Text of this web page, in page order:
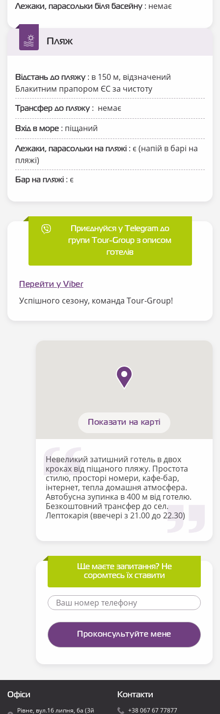
Лежаки, парасольки біля басейну : немає
Пляж
Відстань до пляжу : в 150 м, відзначений
Блакитним прапором ЄС за чистоту
Трансфер до пляжу : немає
Вхід в море : піщаний
Лежаки, парасольки на пляжі : є (напій в барі на
пляжі)
Бар на пляжі : є
Приєднуйся у Telegram до
групи Tour-Group з описом
готелів
Перейти у Viber
Успішного сезону, команда Tour-Group!
Показати на карті
Невеликий затишний готель в двох
кроках від піщаного пляжу. Простота
стилю, просторі номери, кафе-бар,
інтернет, тепла домашня атмосфера.
Автобусна зупинка в 400 м від готелю.
Безкоштовний трансфер до сел.
Лептокарія (ввечері з 21.00 до 22.30)
Ще маєте запитання? Не
соромтесь їх ставити
Офіси
Рівне, вул.16 липня, 6а (3й
Контакти
+38 067 67 77877